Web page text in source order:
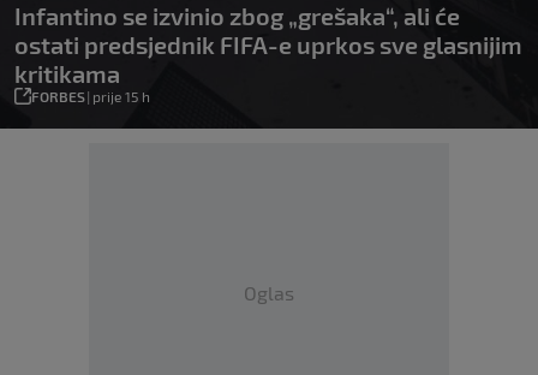
Infantino se izvinio zbog „grešaka“, ali će
ostati predsjednik FIFA-e uprkos sve glasnijim
kritikama
FORBES| prije 15 h
Oglas